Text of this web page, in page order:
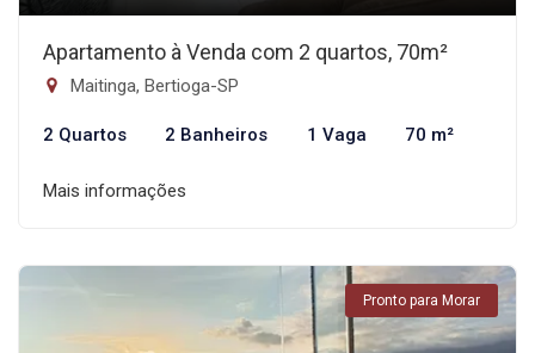
Apartamento à Venda com 2 quartos, 70m²
Maitinga, Bertioga-SP
2 Quartos 2 Banheiros 1 Vaga 70 m²
Mais informações
Pronto para Morar